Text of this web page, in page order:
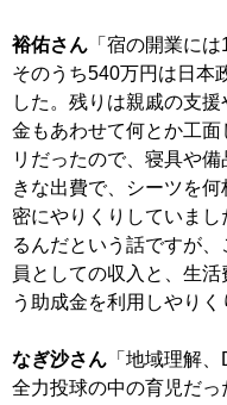
裕佑さん 「宿の開業に
そのうち540万円は日本
した。残りは親戚の支
金もあわせて何とか工
リだったので、寝具や
きな出費で、シーツを
密にやりくりしていま
るんだという話ですが
員としての収入と、生
う助成金を利用しやりく
なぎ沙さん 「地域理解
全力投球の中の育児だ